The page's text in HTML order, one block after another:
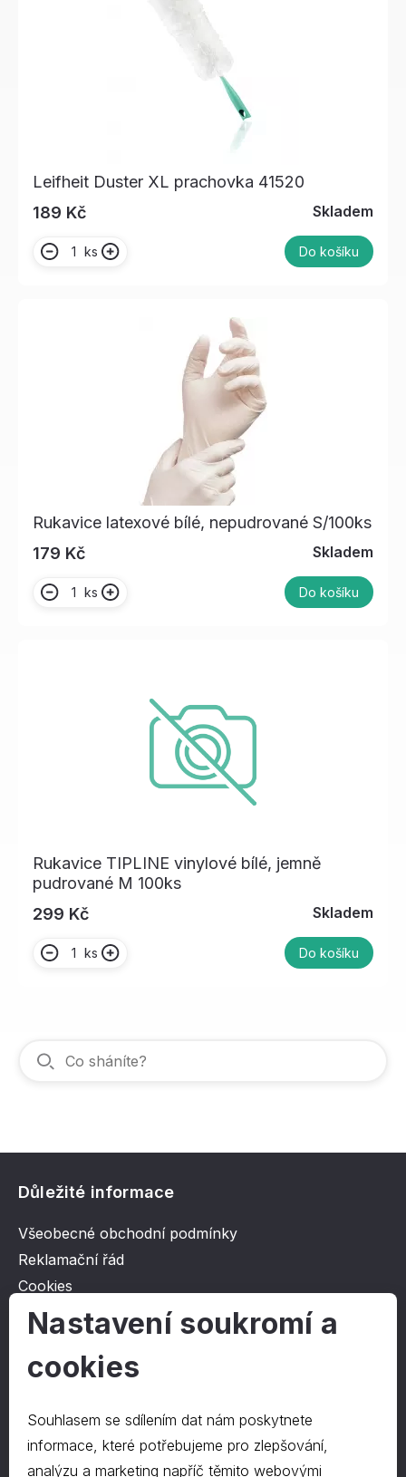
Leifheit Duster XL prachovka 41520
189 Kč
Skladem
ks Do košíku
Rukavice latexové bílé, nepudrované S/100ks
179 Kč
Skladem
ks Do košíku
Rukavice TIPLINE vinylové bílé, jemně
pudrované M 100ks
299 Kč
Skladem
ks Do košíku
Důležité informace
Všeobecné obchodní podmínky
Reklamační řád
Cookies
Ochrana osobních údajů
O společnosti
Kontakt
O nás
Nastavení soukromí a
cookies
Souhlasem se sdílením dat nám poskytnete
informace, které potřebujeme pro zlepšování,
analýzu a marketing napříč těmito webovými